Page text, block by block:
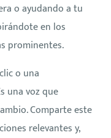
o ayudando a tu
en los
prominentes.
o una
una voz que
Comparte este
relevantes y,